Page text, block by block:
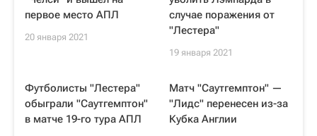
первое место АПЛ
20 января 2021
случае поражения от
"Лестера"
19 января 2021
Футболисты "Лестера"
обыграли "Саутгемптон"
в матче 19-го тура АПЛ
Матч "Саутгемптон" —
"Лидс" перенесен из-за
Кубка Англии